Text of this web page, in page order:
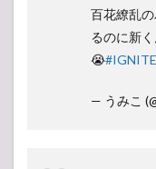
百花繚乱
るのに新
😭#IGNITE
— うみこ